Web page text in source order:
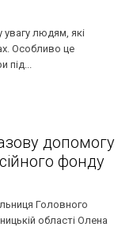
увагу людям, які
Особливо це
допомогу
фонду
Головного
області Олена